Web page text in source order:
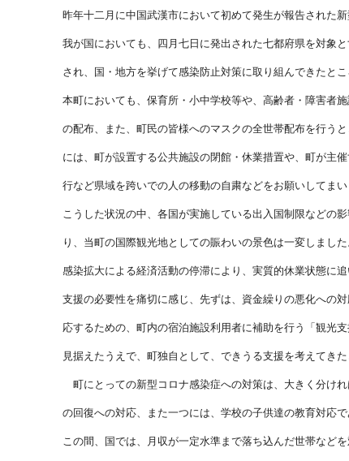
昨年十二月に中国武漢市において初めて発生が報告された
我が国においても、四月七日に発出された七都府県を対象
され、国・地方を挙げて感染防止対策に取り組んできたとこ
本町においても、保育所・小中学校等や、高齢者・障害者
の配布、また、町民の皆様へのマスクの全世帯配布を行う
には、町が設置する公共施設の閉館・休業措置や、町が主
行など県域を跨いでの人の移動の自粛などをお願いしてまい
こうした状況の中、各国が実施している出入国制限などの
り、当町の国際観光地としての賑わいの景色は一変しました
感染拡大による経済活動の停滞により、実質的休業状態に
支援の必要性を痛切に感じ、先ずは、資金繰りの悪化への
応するための、町内の宿泊施設利用者に補助を行う「観光
見据えたうえで、町独自として、できうる支援を考えてきた
町にとっての新型コロナ感染症への対策は、大きく分け
の回復への対応、また一つには、学校の子供達の教育対応
この間、国では、月収が一定水準まで落ち込んだ世帯など